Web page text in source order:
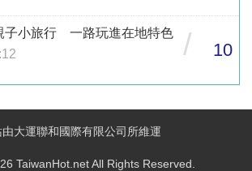
子小旅行 一路玩進在地特色
/ 10
大運聯和國際有限公司所維運
TaiwanHot.net All Rights Reserved.